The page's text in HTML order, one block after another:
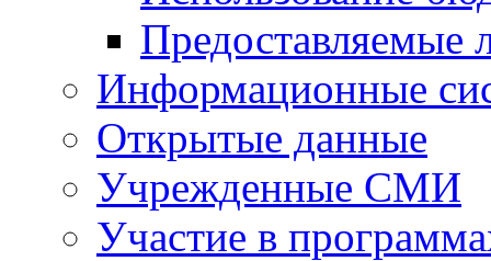
Предоставляемые
Информационные
Открытые данные
Учрежденные СМИ
Участие в